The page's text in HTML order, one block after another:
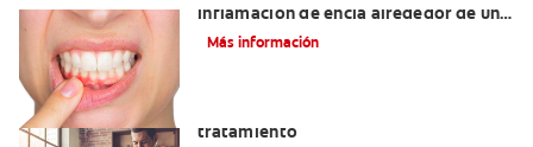
inflamación de encía alrededor de un
diente?
Más información
tratamiento